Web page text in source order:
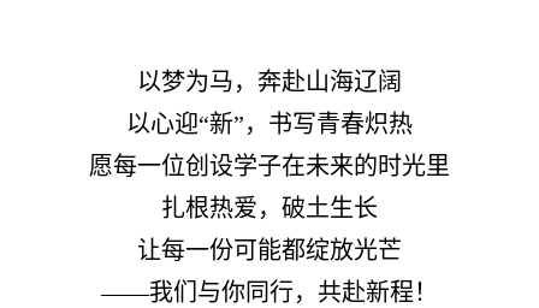
以梦为马，奔赴山海辽阔
以心迎“新”，书写青春炽热
愿每一位创设学子在未来的时光里
扎根热爱，破土生长
让每一份可能都绽放光芒
——我们与你同行，共赴新程！